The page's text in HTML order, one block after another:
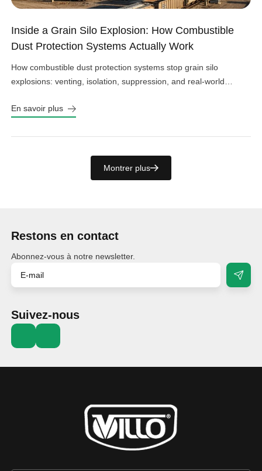
Inside a Grain Silo Explosion: How Combustible
Dust Protection Systems Actually Work
How combustible dust protection systems stop grain silo
explosions: venting, isolation, suppression, and real-world
En savoir plus
Montrer plus
Restons en contact
Abonnez-vous à notre newsletter.
Suivez-nous